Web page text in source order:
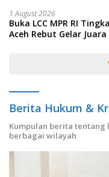
1 August 2026
Buka LCC MPR RI
Aceh Rebut Gelar
Berita Hukum &
Kumpulan berita
berbagai wilayah